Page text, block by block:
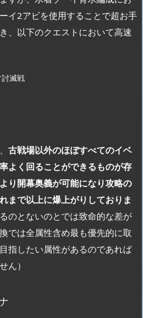
イ2アビを使用することで超お手
、以下のクエストにおいて高速
滅戦
古戦場以外のほぼすべてのイベ
よく回ることができるものが存
り開幕奥義が可能になり攻略の
まで以上に爆上がりしておりま
のとないのとでは致命的な差が
では全属性含め最も優先的に取
指したい属性があるのであれば
ん）